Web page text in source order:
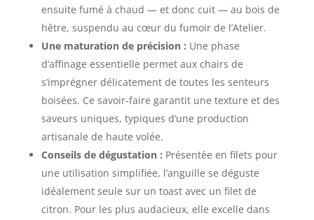
ensuite fumé à chaud — et donc cuit — au bois de
hêtre, suspendu au cœur du fumoir de l’Atelier.
Une maturation de précision : Une phase
d’affinage essentielle permet aux chairs de
s’imprégner délicatement de toutes les senteurs
boisées. Ce savoir-faire garantit une texture et des
saveurs uniques, typiques d’une production
artisanale de haute volée.
Conseils de dégustation : Présentée en filets pour
une utilisation simplifiée, l’anguille se déguste
idéalement seule sur un toast avec un filet de
citron. Pour les plus audacieux, elle excelle dans